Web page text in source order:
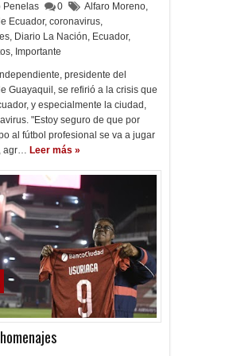
Penelas 0 Alfaro Moreno,
Ecuador, coronavirus,
, Diario La Nación, Ecuador,
, Importante
presidente del
Guayaquil, se refirió a la crisis que
y especialmente la ciudad,
"Estoy seguro de que por
al fútbol profesional se va a jugar
agr… Leer más »